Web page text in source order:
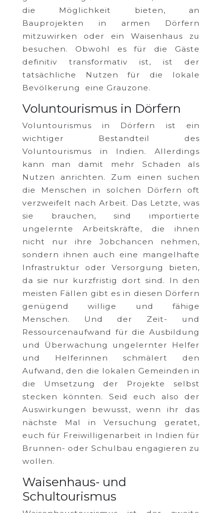
die Möglichkeit bieten, an
Bauprojekten in armen Dörfern
mitzuwirken oder ein Waisenhaus zu
besuchen. Obwohl es für die Gäste
definitiv transformativ ist, ist der
tatsächliche Nutzen für die lokale
Bevölkerung eine Grauzone.
Voluntourismus in Dörfern
Voluntourismus in Dörfern ist ein
wichtiger Bestandteil des
Voluntourismus in Indien. Allerdings
kann man damit mehr Schaden als
Nutzen anrichten. Zum einen suchen
die Menschen in solchen Dörfern oft
verzweifelt nach Arbeit. Das Letzte, was
sie brauchen, sind importierte
ungelernte Arbeitskräfte, die ihnen
nicht nur ihre Jobchancen nehmen,
sondern ihnen auch eine mangelhafte
Infrastruktur oder Versorgung bieten,
da sie nur kurzfristig dort sind. In den
meisten Fällen gibt es in diesen Dörfern
genügend willige und fähige
Menschen. Und der Zeit- und
Ressourcenaufwand für die Ausbildung
und Überwachung ungelernter Helfer
und Helferinnen schmälert den
Aufwand, den die lokalen Gemeinden in
die Umsetzung der Projekte selbst
stecken könnten. Seid euch also der
Auswirkungen bewusst, wenn ihr das
nächste Mal in Versuchung geratet,
euch für Freiwilligenarbeit in Indien für
Brunnen- oder Schulbau engagieren zu
wollen.
Waisenhaus- und
Schultourismus